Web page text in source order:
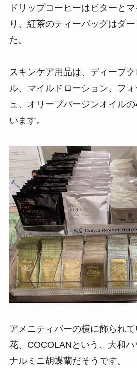
ドリップコーヒーはビターと
り、紅茶のティーバッグはダ
た。
スキンケア用品は、ディープ
ル、マイルドローション、フ
ュ、オリーブバージンオイル
います。
アメニティバーの横に飾られ
花、COCOLANという、大和
ナルミニ胡蝶蘭だそうです。